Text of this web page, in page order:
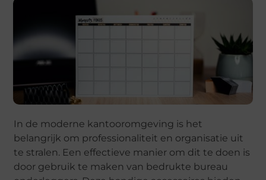
In de moderne kantooromgeving is het
belangrijk om professionaliteit en organisatie uit
te stralen. Een effectieve manier om dit te doen is
door gebruik te maken van bedrukte bureau